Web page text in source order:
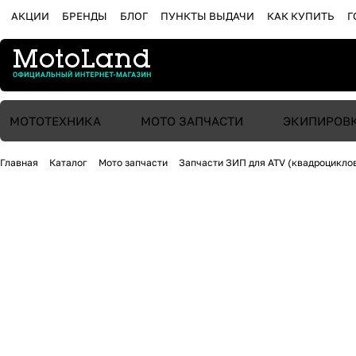
АКЦИИ БРЕНДЫ БЛОГ ПУНКТЫ ВЫДАЧИ КАК КУПИТЬ
МОТОТЕХНИКА МОТО ЗАПЧАСТИ
Главная Каталог Мото запчасти Запчасти ЗИП для ATV